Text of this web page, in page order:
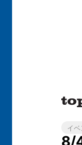
イベ
8/